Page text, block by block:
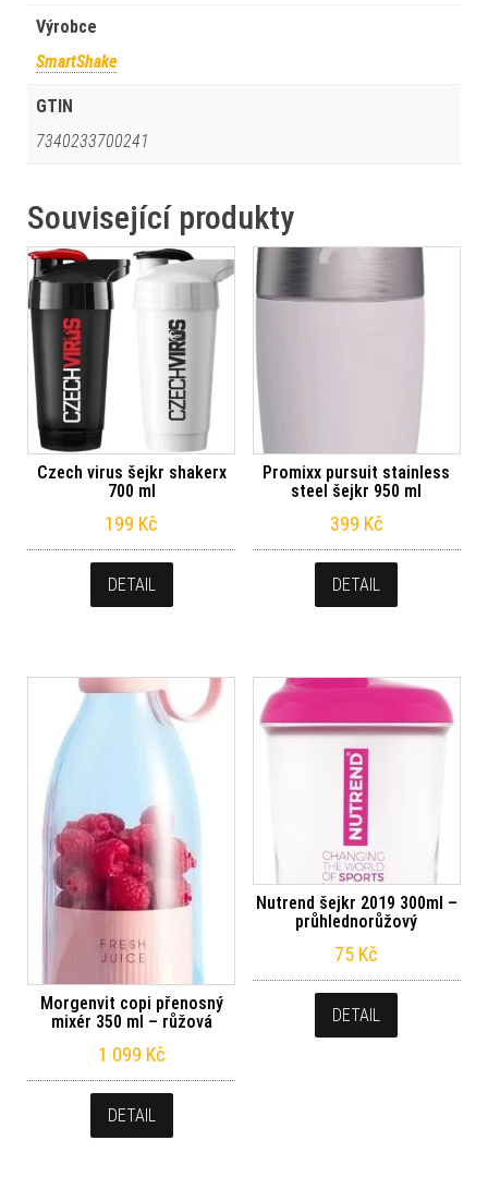
Výrobce
SmartShake
GTIN
7340233700241
Související produkty
Czech virus šejkr shakerx
700 ml
199 Kč
DETAIL
Promixx pursuit stainless
steel šejkr 950 ml
399 Kč
DETAIL
Morgenvit copi přenosný
mixér 350 ml – růžová
1 099 Kč
DETAIL
Nutrend šejkr 2019 300ml –
průhlednorůžový
75 Kč
DETAIL